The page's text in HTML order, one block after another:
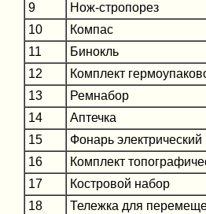
9
Нож-стропорез
10
Компас
11
Бинокль
12
Комплект
13
Ремнабор
14
Аптечка
15
Фонарь электрический
16
Комплект
17
Костровой набор
18
Тележка для